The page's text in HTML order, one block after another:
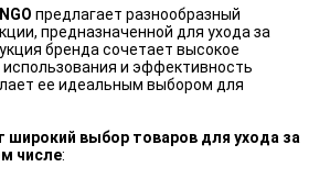
предлагает разнообразный
предназначенной для ухода за
бренда сочетает высокое
использования и эффективность
ее идеальным выбором для
широкий выбор товаров для ухода за
числе: